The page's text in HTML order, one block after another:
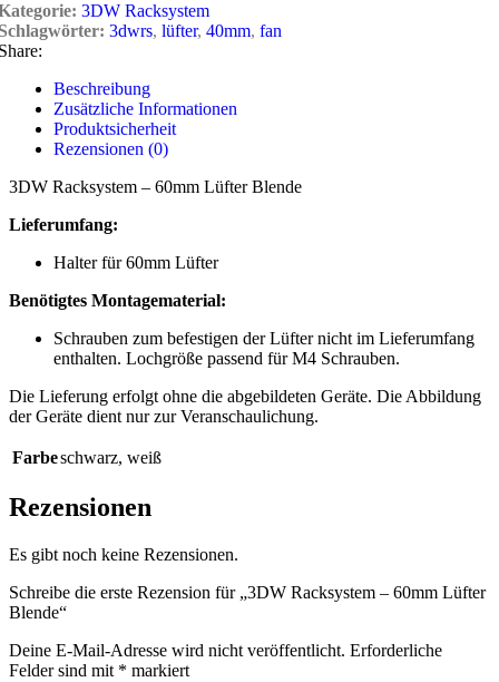
3DW Racksystem
3dwrs, lüfter, 40mm, fan
Beschreibung
Zusätzliche Informationen
Produktsicherheit
Rezensionen (0)
3DW Racksystem – 60mm Lüfter Blende
Lieferumfang:
Halter für 60mm Lüfter
Benötigtes Montagematerial:
Schrauben zum befestigen der Lüfter nicht im Lieferumfang
enthalten. Lochgröße passend für M4 Schrauben.
Die Lieferung erfolgt ohne die abgebildeten Geräte. Die Abbildung
der Geräte dient nur zur Veranschaulichung.
Farbeschwarz, weiß
Rezensionen
Es gibt noch keine Rezensionen.
Schreibe die erste Rezension für „3DW Racksystem – 60mm Lüfter
Blende“
Deine E-Mail-Adresse wird nicht veröffentlicht. Erforderliche
Felder sind mit * markiert